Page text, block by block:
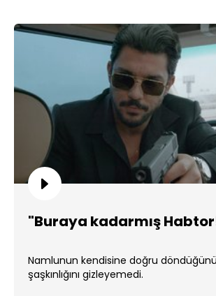
"Buraya kadarmış
Namlunun kendisine doğru
şaşkınlığını gizleyemedi.